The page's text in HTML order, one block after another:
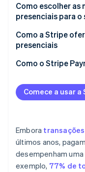
1. Dinheiro em
2. Cheques
3. Cartões de
4. Carteiras​
Como escolher as
presenciais para o
Como a Stripe
presenciais
Stripe Terminal
Stripe Reader
Como o Stripe
Comece a usar a
Embora
últimos anos,
desempenham
exemplo, 77% de